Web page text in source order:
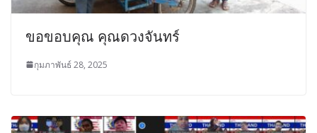
ขอขอบคุณ คุณดวงจันทร์
กุมภาพันธ์ 28, 2025